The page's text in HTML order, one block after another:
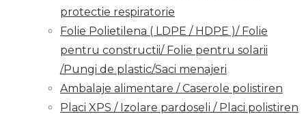
protectie respiratorie
Folie Polietilena ( LDPE / HDPE )/ Folie
pentru constructii/ Folie pentru solarii
/Pungi de plastic/Saci menajeri
Ambalaje alimentare / Caserole polistiren
Placi XPS / Izolare pardoseli / Placi polistiren